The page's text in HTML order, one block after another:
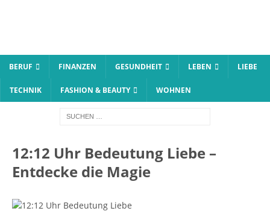
BERUF FINANZEN GESUNDHEIT LEBEN LIEBE
TECHNIK FASHION & BEAUTY WOHNEN
12:12 Uhr Bedeutung Liebe –
Entdecke die Magie